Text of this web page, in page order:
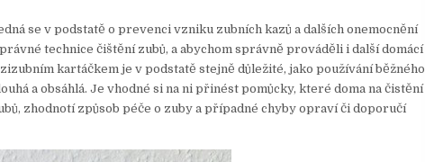
se v podstatě o prevenci vzniku zubních kazů a dalších onemocnění
technice čištění zubů, a abychom správně prováděli i další domácí
kartáčkem je v podstatě stejně důležité, jako používání běžného
a obsáhlá. Je vhodné si na ni přinést pomůcky, které doma na čistění
zhodnotí způsob péče o zuby a případné chyby opraví či doporučí